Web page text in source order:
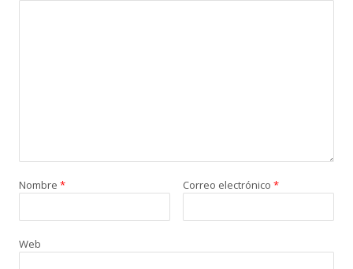
Nombre * Correo electrónico *
Web